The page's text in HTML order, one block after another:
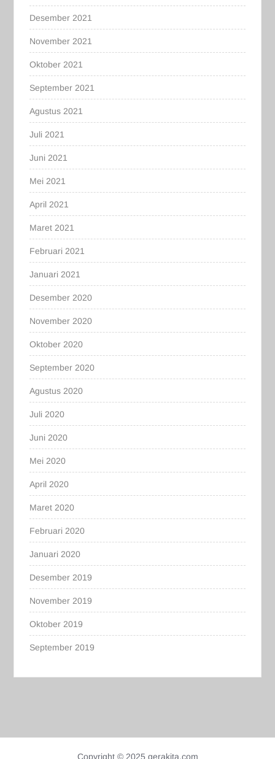
Desember 2021
November 2021
Oktober 2021
September 2021
Agustus 2021
Juli 2021
Juni 2021
Mei 2021
April 2021
Maret 2021
Februari 2021
Januari 2021
Desember 2020
November 2020
Oktober 2020
September 2020
Agustus 2020
Juli 2020
Juni 2020
Mei 2020
April 2020
Maret 2020
Februari 2020
Januari 2020
Desember 2019
November 2019
Oktober 2019
September 2019
Copyright © 2025 gerakita.com